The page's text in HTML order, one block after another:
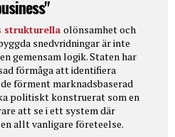
strukturella olönsamhet och
snedvridningar är inte
gemensam logik. Staten har
förmåga att identifiera
förment marknadsbaserad
politiskt konstruerat som en
att se i ett system där
allt vanligare företeelse.